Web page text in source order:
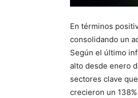
En términos
consolidando un
Según el último
alto desde enero
sectores clave
crecieron un